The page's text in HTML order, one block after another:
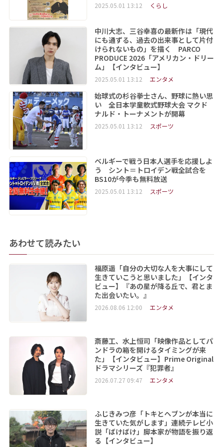
2025.05.01 13:12 くらし
中川大志、三谷幸喜の最新作は「現代
にも通ずる、過去の出来事として片付
けられないもの」を描く PARCO
PRODUCE 2026「アメリカン・ドリー
ム」【インタビュー】
2025.05.01 13:12 エンタメ
始球式の杉谷拳士さん、野球に熱い思
い 全日本学童軟式野球大会 マクド
ナルド・トーナメントが開幕
2025.05.01 13:12 スポーツ
ベルギーで戦う日本人選手を応援しよ
う シント＝トロイデン戦全試合を
BS10が今季も無料放送
2025.05.01 13:12 スポーツ
あわせて読みたい
福原遥「自分の大切な人を大事にして
生きていこうと思いました」【インタ
ビュー】『あの星が降る丘で、君とま
た出会いたい。』
2026.08.06 12:00 エンタメ
斎藤工、水上恒司「映像作品としてパ
ンドラの箱を開けるタイミングが来
た」【インタビュー】Prime Original
ドラマシリーズ『犯罪者』
2026.07.27 09:47 エンタメ
ふじきみつ彦「トキとヘブンが本当に
生きていた気がします」連続テレビ小
説「ばけばけ」脚本家が物語を振り返
る【インタビュー】